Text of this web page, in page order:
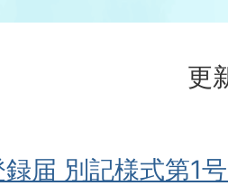
更
録届 別記様式第1